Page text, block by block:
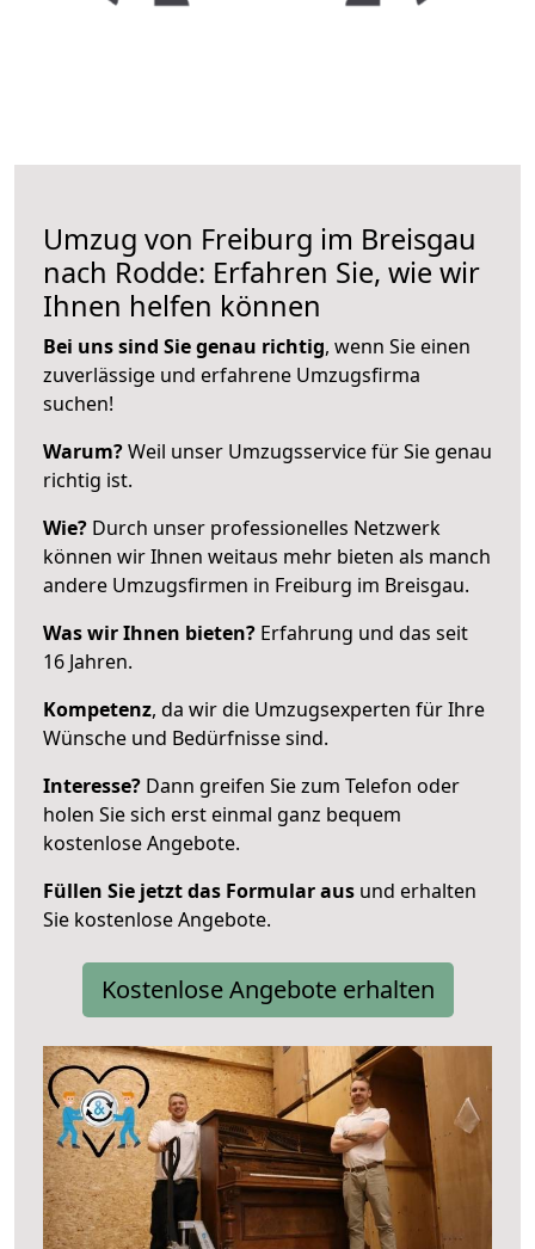
Umzug von Freiburg im Breisgau
nach Rodde: Erfahren Sie, wie wir
Ihnen helfen können
Bei uns sind Sie genau richtig, wenn Sie einen
zuverlässige und erfahrene Umzugsfirma
suchen!
Warum?Weil unser Umzugsservice für Sie genau
richtig ist.
Wie? Durch unser professionelles Netzwerk
können wir Ihnen weitaus mehr bieten als manch
andere Umzugsfirmen in Freiburg im Breisgau.
Was wir Ihnen bieten? Erfahrung und das seit
16 Jahren.
Kompetenz, da wir die Umzugsexperten für Ihre
Wünsche und Bedürfnisse sind.
Interesse? Dann greifen Sie zum Telefon oder
holen Sie sich erst einmal ganz bequem
kostenlose Angebote.
Füllen Sie jetzt das Formular aus und erhalten
Sie kostenlose Angebote.
Kostenlose Angebote erhalten